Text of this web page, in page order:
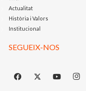
Actualitat
Història i Valors
Institucional
SEGUEIX-NOS